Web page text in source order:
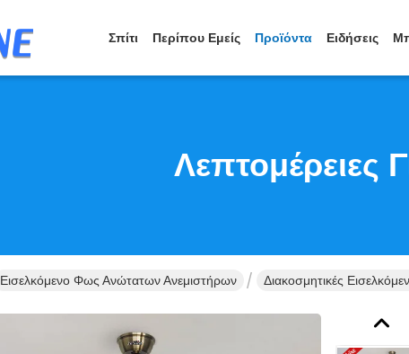
Σπίτι Περίπου Εμείς Προϊόντα Ειδήσεις
Λεπτομέρειες
Εισελκόμενο Φως Ανώτατων Ανεμιστήρων Διακοσμητικές